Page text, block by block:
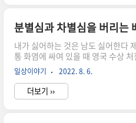
깨끗하게 하는 것이 고객에게 좋겠
여대생은 입사의 행운을 얻게 되었
활에서 계속되어 불과 5년만에 마케
이..
분별심과 차별심을 버리는
내가 싫어하는 것은 남도 싫어한다
통 화염에 싸여 있을 때 영국 수상
벨트를 찾아갔다. 도버해협을 넘어
막기 위해 미국의 도움을 청하러 간
며 루즈벨트에게 사정해봤지만 신통
은 풍전등화 속에 놓인 영국의 운명
일상이야기 2022. 8. 6.
더보기 ››